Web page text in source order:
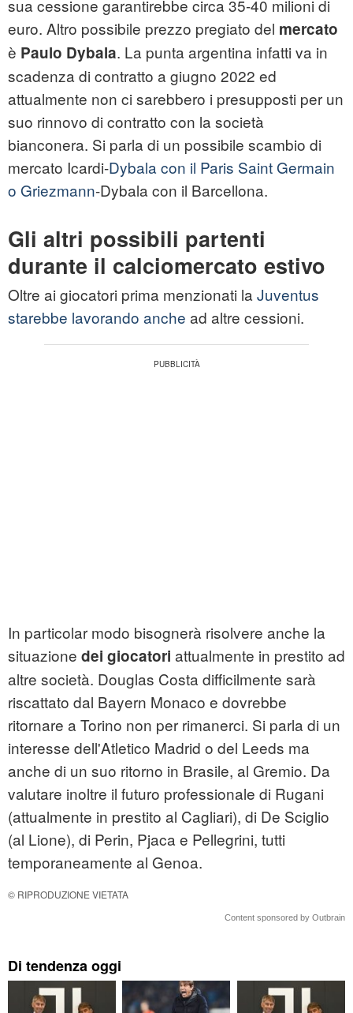
sua cessione garantirebbe circa 35-40 milioni di
euro. Altro possibile prezzo pregiato del mercato
è Paulo Dybala. La punta argentina infatti va in
scadenza di contratto a giugno 2022 ed
attualmente non ci sarebbero i presupposti per un
suo rinnovo di contratto con la società
bianconera. Si parla di un possibile scambio di
mercato Icardi-Dybala con il Paris Saint Germain
o Griezmann-Dybala con il Barcellona.
Gli altri possibili partenti
durante il calciomercato estivo
Oltre ai giocatori prima menzionati la Juventus
starebbe lavorando anche ad altre cessioni.
In particolar modo bisognerà risolvere anche la
situazione dei giocatori attualmente in prestito ad
altre società. Douglas Costa difficilmente sarà
riscattato dal Bayern Monaco e dovrebbe
ritornare a Torino non per rimanerci. Si parla di un
interesse dell'Atletico Madrid o del Leeds ma
anche di un suo ritorno in Brasile, al Gremio. Da
valutare inoltre il futuro professionale di Rugani
(attualmente in prestito al Cagliari), di De Sciglio
(al Lione), di Perin, Pjaca e Pellegrini, tutti
temporaneamente al Genoa.
© RIPRODUZIONE VIETATA
Content sponsored by Outbrain
Di tendenza oggi